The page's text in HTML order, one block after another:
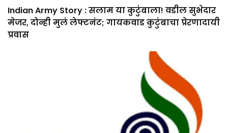
Indian Army Story : सलाम या कुटुंबाला! वडील सुभेदार
मेजर, दोन्ही मुलं लेफ्टनंट; गायकवाड कुटुंबाचा प्रेरणादायी
प्रवास